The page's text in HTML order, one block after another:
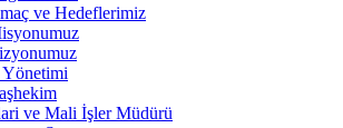
ve Hedeflerimiz
Yönetimi
ve Mali İşler Müdürü